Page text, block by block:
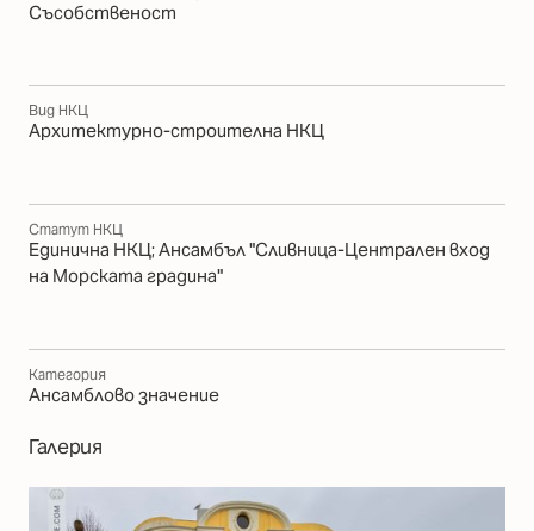
Съсобственост
Вид НКЦ
Архитектурно-строителна НКЦ
Статут НКЦ
Единична НКЦ; Ансамбъл "Сливница-Централен вход
на Морската градина"
Категория
Ансамблово значение
Галерия